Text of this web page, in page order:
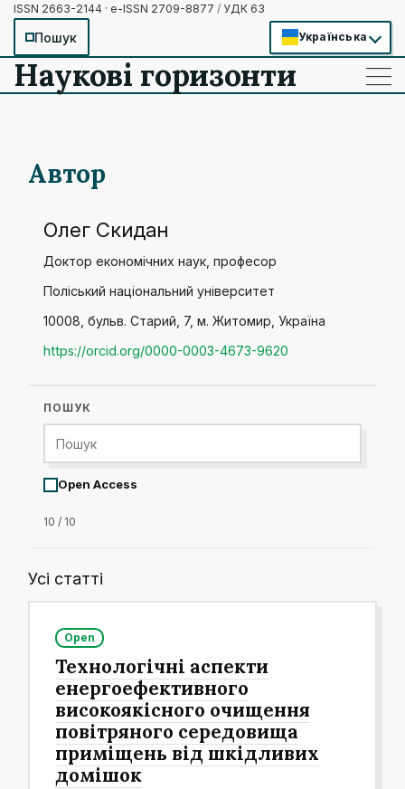
ISSN 2663-2144 · e-ISSN 2709-8877 / УДК 63
Пошук Українська
Наукові горизонти ——
——
——
Автор
Олег Скидан
Доктор економічних наук, професор
Поліський національний університет
10008, бульв. Старий, 7, м. Житомир, Україна
https://orcid.org/0000-0003-4673-9620
ПОШУК
Open Access
10 / 10
Усі статті
Open
Технологічні аспекти
енергоефективного
високоякісного очищення
повітряного середовища
приміщень від шкідливих
домішок